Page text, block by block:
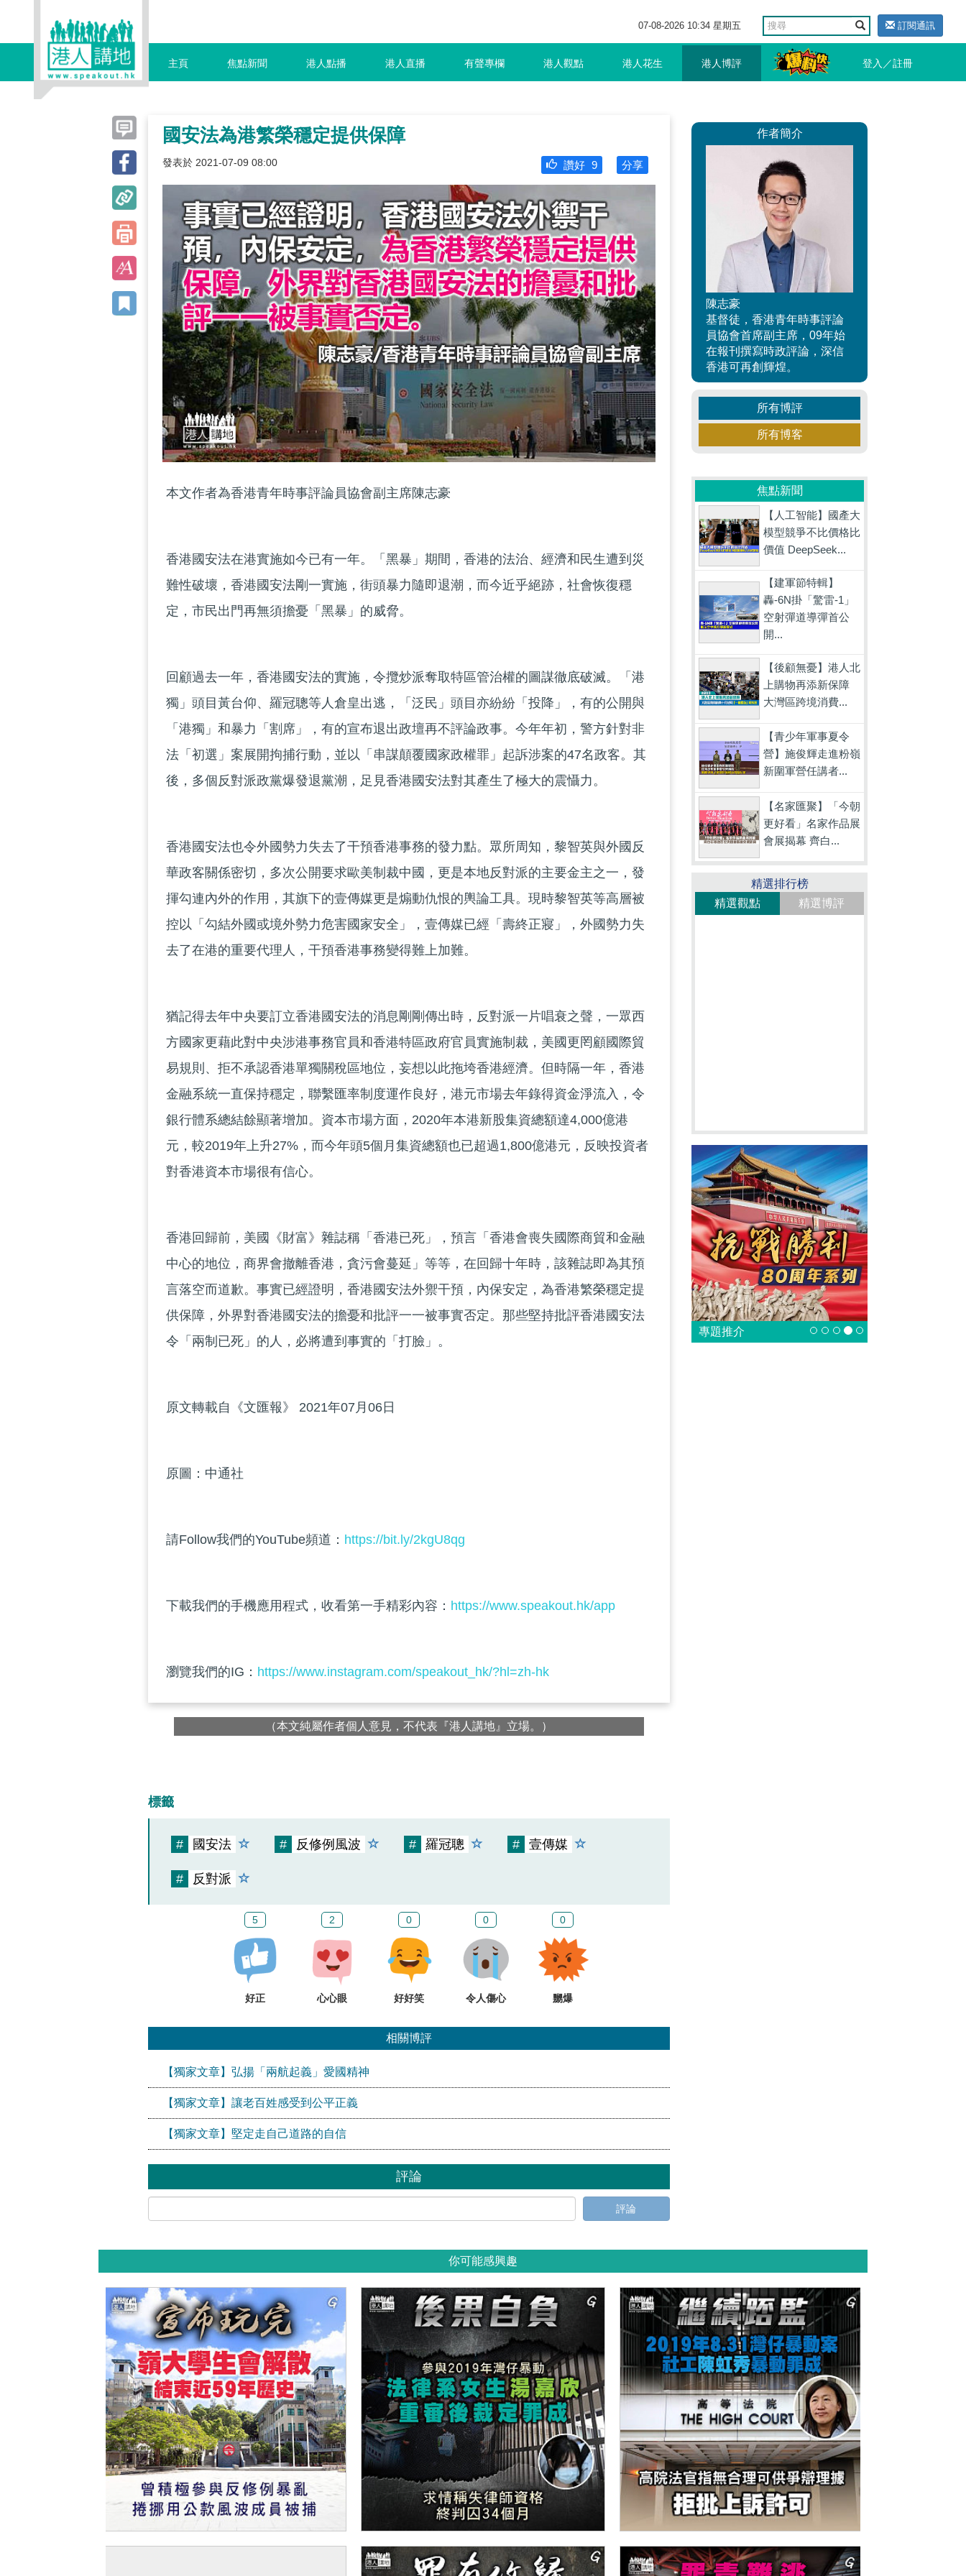
07-08-2026 10:34 星期五 訂閱通訊
主頁 焦點新聞 港人點播 港人直播 有聲專欄 港人觀點 港人花生 港人博評 登入／註冊
國安法為港繁榮穩定提供保障
發表於 2021-07-09 08:00 分享
讚好 9
本文作者為香港青年時事評論員協會副主席陳志豪
香港國安法在港實施如今已有一年。「黑暴」期間，香港的法治、經濟和民生遭到災
難性破壞，香港國安法剛一實施，街頭暴力隨即退潮，而今近乎絕跡，社會恢復穩
定，市民出門再無須擔憂「黑暴」的威脅。
回顧過去一年，香港國安法的實施，令攬炒派奪取特區管治權的圖謀徹底破滅。「港
獨」頭目黃台仰、羅冠聰等人倉皇出逃，「泛民」頭目亦紛紛「投降」，有的公開與
「港獨」和暴力「割席」，有的宣布退出政壇再不評論政事。今年年初，警方針對非
法「初選」案展開拘捕行動，並以「串謀顛覆國家政權罪」起訴涉案的47名政客。其
後，多個反對派政黨爆發退黨潮，足見香港國安法對其產生了極大的震懾力。
香港國安法也令外國勢力失去了干預香港事務的發力點。眾所周知，黎智英與外國反
華政客關係密切，多次公開要求歐美制裁中國，更是本地反對派的主要金主之一，發
揮勾連內外的作用，其旗下的壹傳媒更是煽動仇恨的輿論工具。現時黎智英等高層被
控以「勾結外國或境外勢力危害國家安全」，壹傳媒已經「壽終正寢」，外國勢力失
去了在港的重要代理人，干預香港事務變得難上加難。
猶記得去年中央要訂立香港國安法的消息剛剛傳出時，反對派一片唱衰之聲，一眾西
方國家更藉此對中央涉港事務官員和香港特區政府官員實施制裁，美國更罔顧國際貿
易規則、拒不承認香港單獨關稅區地位，妄想以此拖垮香港經濟。但時隔一年，香港
金融系統一直保持穩定，聯繫匯率制度運作良好，港元市場去年錄得資金淨流入，令
銀行體系總結餘顯著增加。資本市場方面，2020年本港新股集資總額達4,000億港
元，較2019年上升27%，而今年頭5個月集資總額也已超過1,800億港元，反映投資者
對香港資本市場很有信心。
香港回歸前，美國《財富》雜誌稱「香港已死」，預言「香港會喪失國際商貿和金融
中心的地位，商界會撤離香港，貪污會蔓延」等等，在回歸十年時，該雜誌即為其預
言落空而道歉。事實已經證明，香港國安法外禦干預，內保安定，為香港繁榮穩定提
供保障，外界對香港國安法的擔憂和批評一一被事實否定。那些堅持批評香港國安法
令「兩制已死」的人，必將遭到事實的「打臉」。
原文轉載自《文匯報》 2021年07月06日
原圖：中通社
請Follow我們的YouTube頻道： https://bit.ly/2kgU8qg
下載我們的手機應用程式，收看第一手精彩內容： https://www.speakout.hk/app
瀏覽我們的IG： https://www.instagram.com/speakout_hk/?hl=zh-hk
（本文純屬作者個人意見，不代表『港人講地』立場。）
標籤
# 國安法 # 反修例風波 # 羅冠聰 # 壹傳媒
# 反對派
5
好正
2
心心眼
0
好好笑
0
令人傷心
0
嬲爆
相關博評
【獨家文章】弘揚「兩航起義」愛國精神
【獨家文章】讓老百姓感受到公平正義
【獨家文章】堅定走自己道路的自信
評論
評論
作者簡介
陳志豪
基督徒，香港青年時事評論
員協會首席副主席，09年始
在報刊撰寫時政評論，深信
香港可再創輝煌。
所有博評
所有博客
焦點新聞
【人工智能】國產大
模型競爭不比價格比
價值 DeepSeek...
【建軍節特輯】
轟-6N掛「驚雷-1」
空射彈道導彈首公
開...
【後顧無憂】港人北
上購物再添新保障
大灣區跨境消費...
【青少年軍事夏令
營】施俊輝走進粉嶺
新圍軍營任講者...
【名家匯聚】「今朝
更好看」名家作品展
會展揭幕 齊白...
精選排行榜
精選觀點
精選博評
專題推介
你可能感興趣